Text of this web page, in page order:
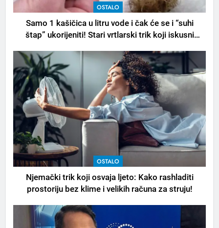
OSTALO
Samo 1 kašičica u litru vode i čak će se i “suhi
štap” ukorijeniti! Stari vrtlarski trik koji iskusni
OSTALO
Njemački trik koji osvaja ljeto: Kako rashladiti
prostoriju bez klime i velikih računa za struju!